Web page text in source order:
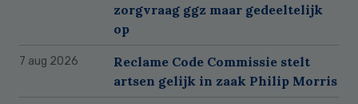
zorgvraag ggz maar gedeeltelijk
op
7 aug 2026
Reclame Code Commissie stelt
artsen gelijk in zaak Philip Morris